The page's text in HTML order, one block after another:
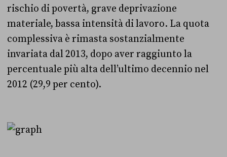
rischio di povertà, grave deprivazione
materiale, bassa intensità di lavoro. La quota
complessiva è rimasta sostanzialmente
invariata dal 2013, dopo aver raggiunto la
percentuale più alta dell’ultimo decennio nel
2012 (29,9 per cento).